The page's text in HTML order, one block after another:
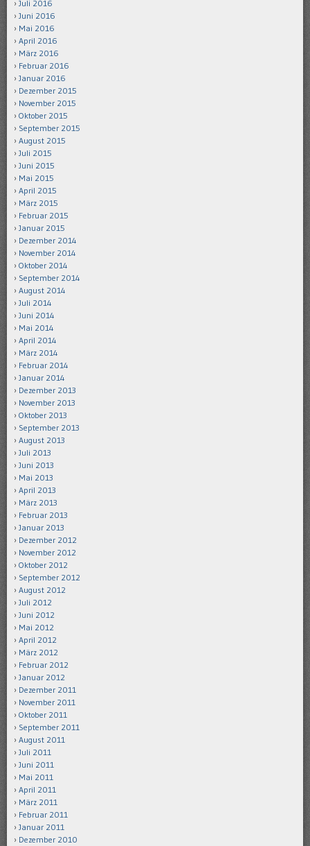
Juli 2016
Juni 2016
Mai 2016
April 2016
März 2016
Februar 2016
Januar 2016
Dezember 2015
November 2015
Oktober 2015
September 2015
August 2015
Juli 2015
Juni 2015
Mai 2015
April 2015
März 2015
Februar 2015
Januar 2015
Dezember 2014
November 2014
Oktober 2014
September 2014
August 2014
Juli 2014
Juni 2014
Mai 2014
April 2014
März 2014
Februar 2014
Januar 2014
Dezember 2013
November 2013
Oktober 2013
September 2013
August 2013
Juli 2013
Juni 2013
Mai 2013
April 2013
März 2013
Februar 2013
Januar 2013
Dezember 2012
November 2012
Oktober 2012
September 2012
August 2012
Juli 2012
Juni 2012
Mai 2012
April 2012
März 2012
Februar 2012
Januar 2012
Dezember 2011
November 2011
Oktober 2011
September 2011
August 2011
Juli 2011
Juni 2011
Mai 2011
April 2011
März 2011
Februar 2011
Januar 2011
Dezember 2010